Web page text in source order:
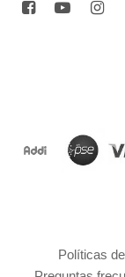
Políticas